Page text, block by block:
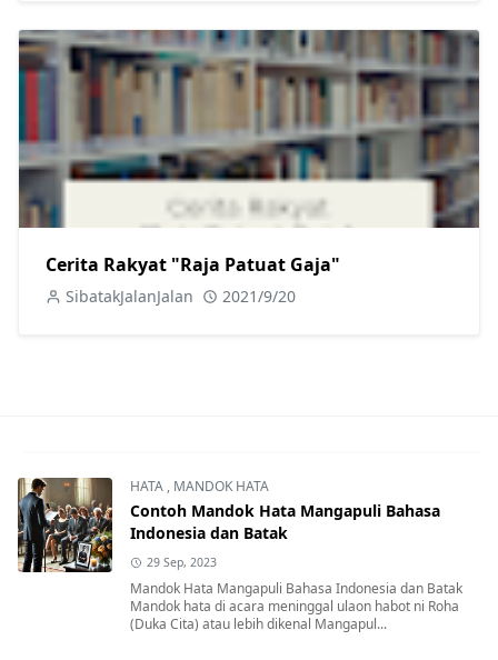
Cerita Rakyat "Raja Patuat Gaja"
SibatakJalanJalan 2021/9/20
HATA , MANDOK HATA
Contoh Mandok Hata Mangapuli Bahasa
Indonesia dan Batak
29 Sep, 2023
Mandok Hata Mangapuli Bahasa Indonesia dan Batak
Mandok hata di acara meninggal ulaon habot ni Roha
(Duka Cita) atau lebih dikenal Mangapul...